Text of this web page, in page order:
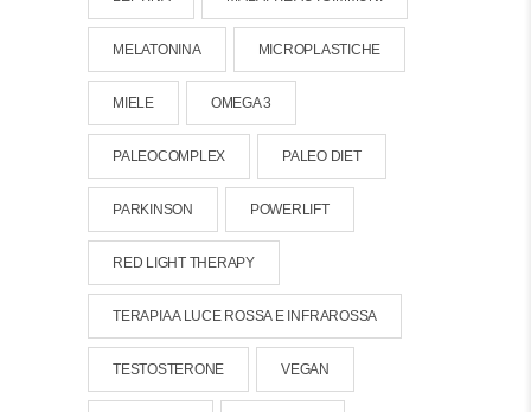
MELATONINA MICROPLASTICHE
MIELE OMEGA 3
PALEOCOMPLEX PALEO DIET
PARKINSON POWERLIFT
RED LIGHT THERAPY
TERAPIA A LUCE ROSSA E INFRAROSSA
TESTOSTERONE VEGAN